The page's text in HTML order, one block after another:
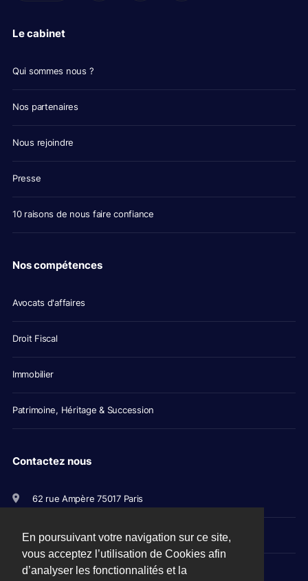
En poursuivant votre navigation sur ce site,
vous acceptez l’utilisation de Cookies afin
d’analyser les fonctionnalités et la
Le cabinet
Qui sommes nous ?
Nos partenaires
Nous rejoindre
Presse
10 raisons de nous faire confiance
Nos compétences
Avocats d'affaires
Droit Fiscal
Immobilier
Patrimoine, Héritage & Succession
Contactez nous
62 rue Ampère 75017 Paris
+33(0)1 56 79 11 00
avocats@picovschi.com